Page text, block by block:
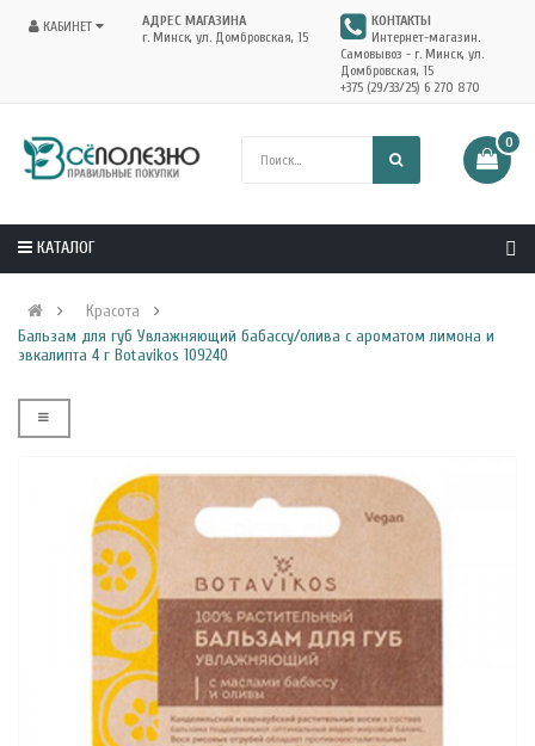
КАБИНЕТ
АДРЕС МАГАЗИНА
г. Минск, ул. Домбровская, 15
КОНТАКТЫ
Интернет-магазин.
Самовывоз - г. Минск, ул.
Домбровская, 15
+375 (29/33/25) 6 270 870
0
КАТАЛОГ
Красота
Бальзам для губ Увлажняющий бабассу/олива с ароматом лимона и
эвкалипта 4 г Botavikos 109240